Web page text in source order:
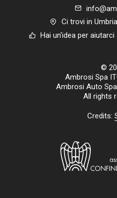
Ci trovi in
Hai un'idea per
©
Ambrosi Spa
Ambrosi Auto
All rights
Credits: